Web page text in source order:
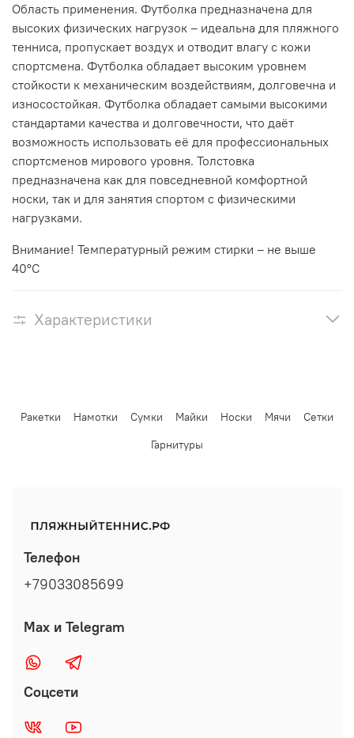
Область применения. Футболка предназначена для
высоких физических нагрузок – идеальна для пляжного
тенниса, пропускает воздух и отводит влагу с кожи
спортсмена. Футболка обладает высоким уровнем
стойкости к механическим воздействиям, долговечна и
износостойкая. Футболка обладает самыми высокими
стандартами качества и долговечности, что даёт
возможность использовать её для профессиональных
спортсменов мирового уровня. Толстовка
предназначена как для повседневной комфортной
носки, так и для занятия спортом с физическими
нагрузками.
Внимание! Температурный режим стирки – не выше
40°С
Характеристики
Ракетки Намотки Сумки Майки Носки Мячи
Сетки
Гарнитуры
Телефон
+79033085699
Max и Telegram
Соцсети